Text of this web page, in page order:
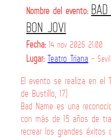
Nombre del evento:
BON JOVI
Fecha: 14 nov 2026 21:00
Lugar: Teatro Triana -
El evento se realiza en el
de Bustillo, 17)
Bad Name es una
con más de 15 años de
recrear los grandes éxitos